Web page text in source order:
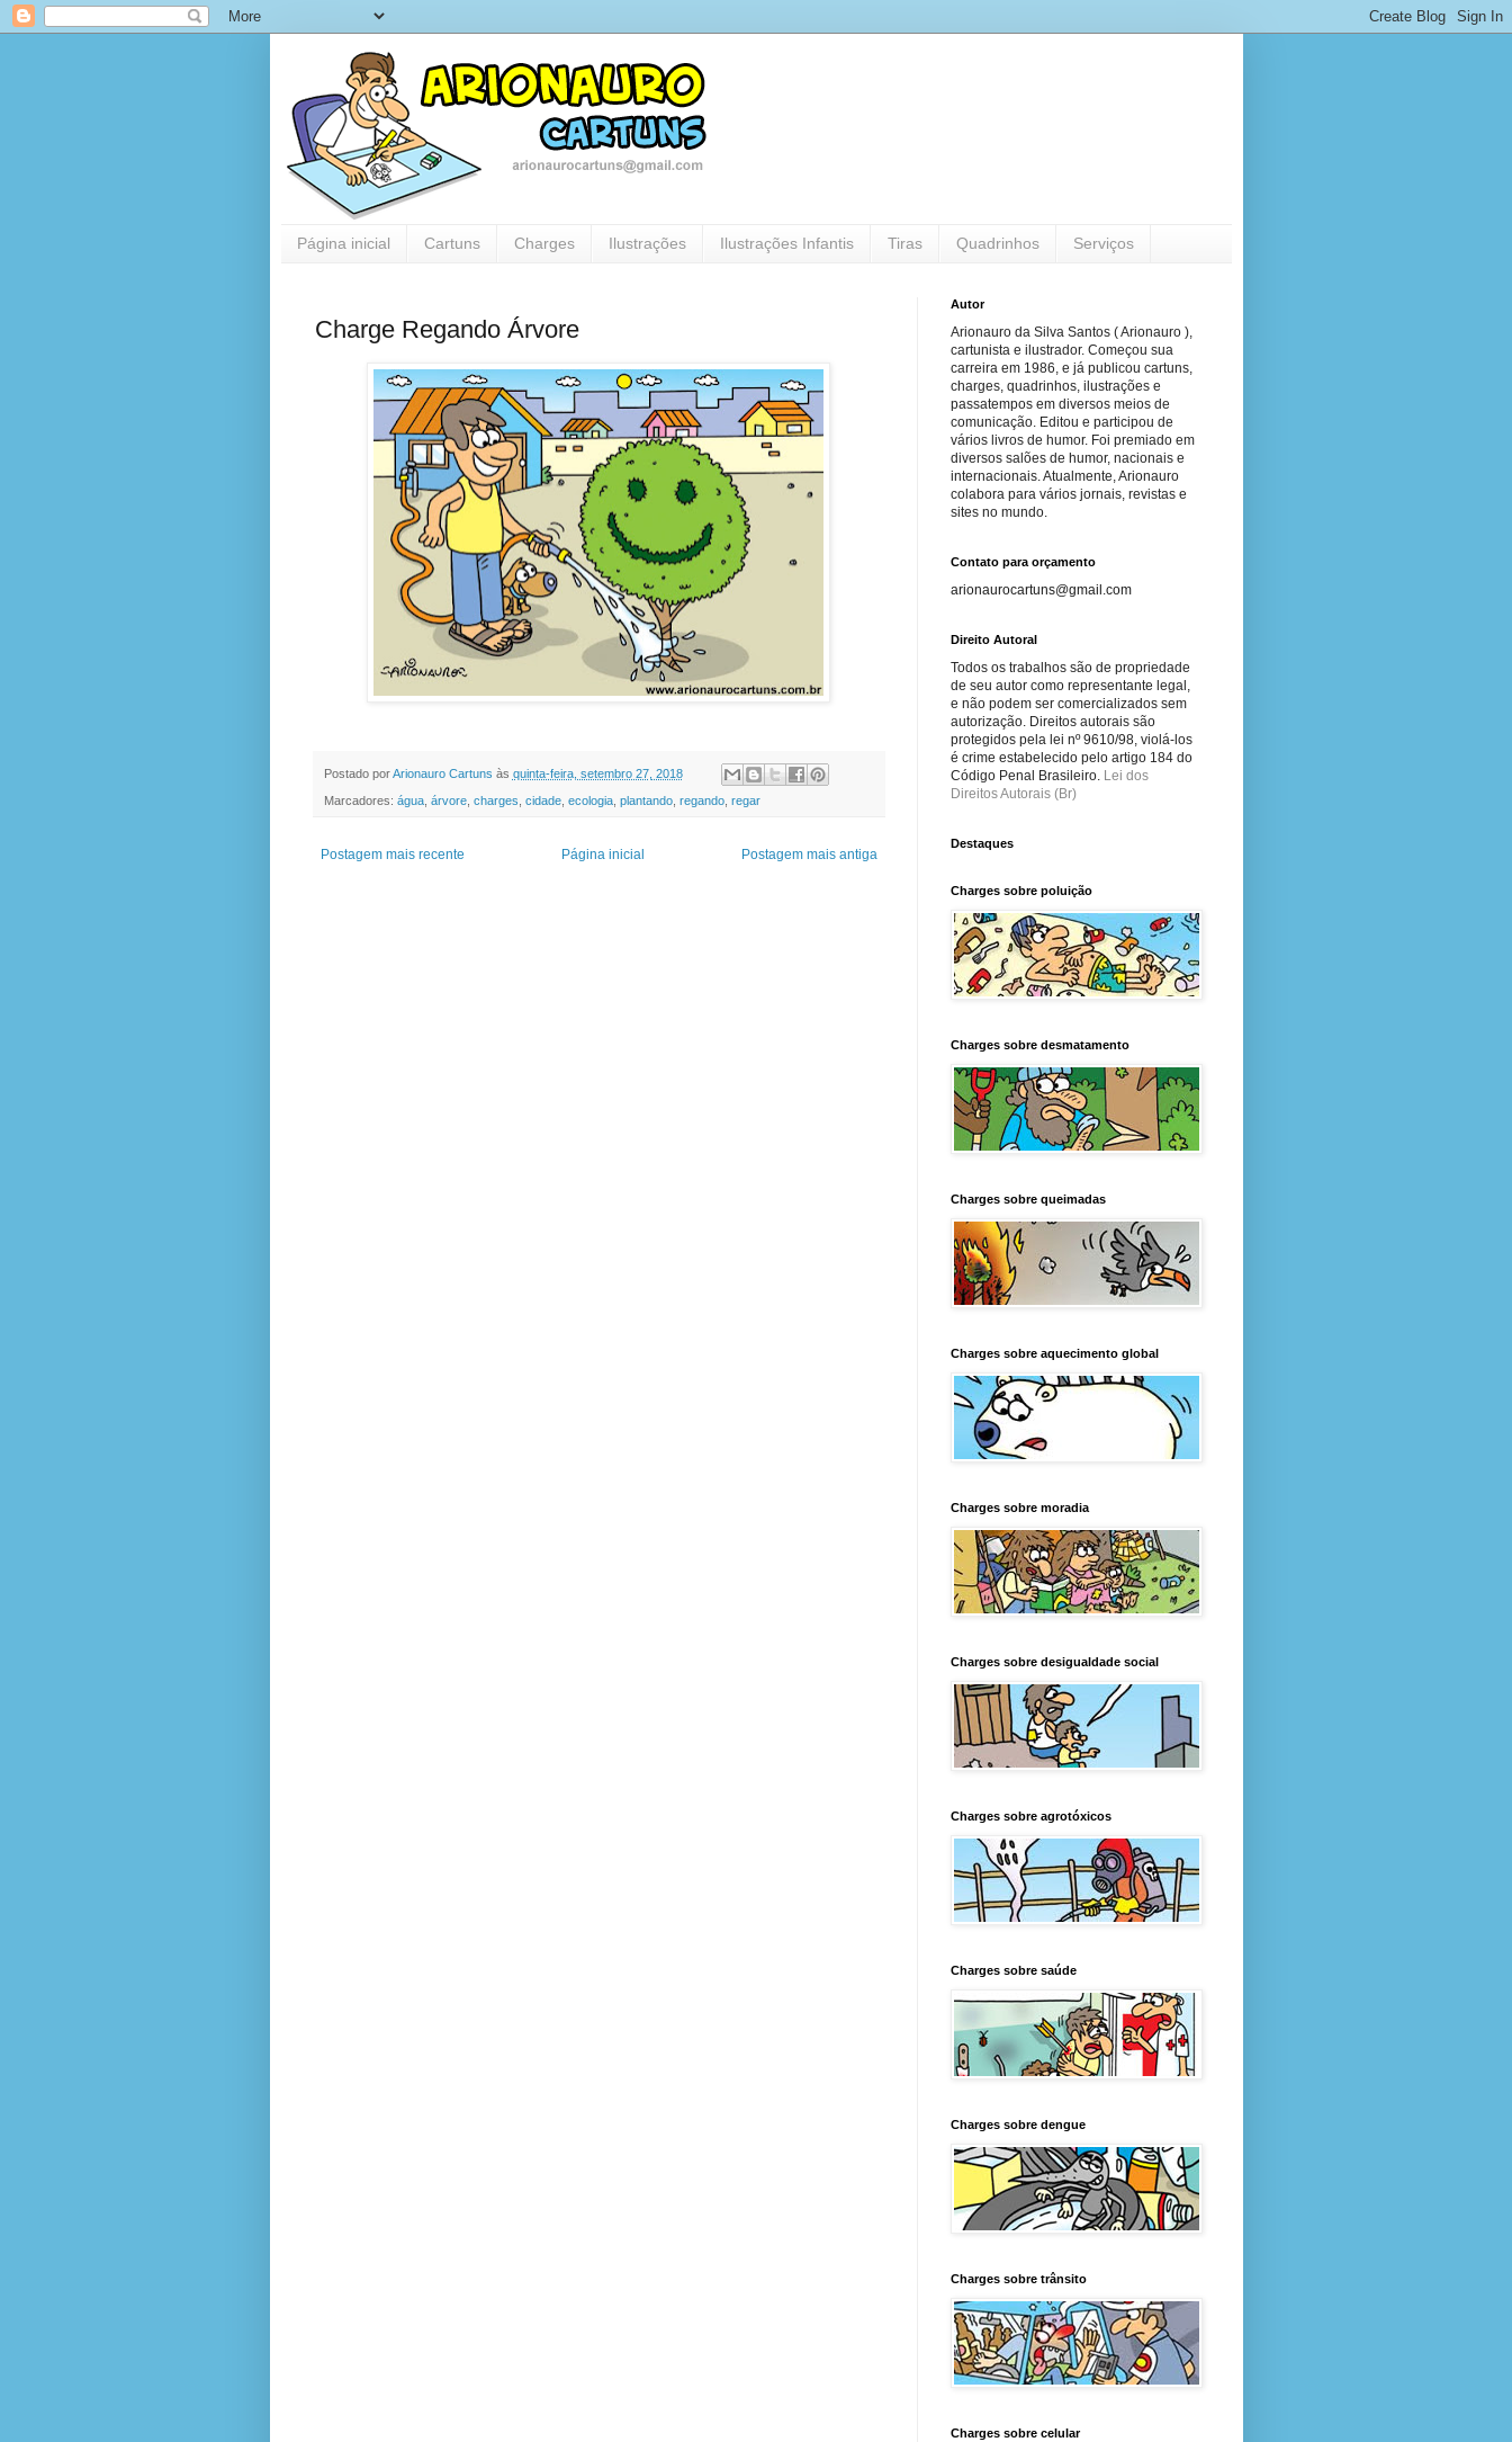
Página inicial Cartuns Charges Ilustrações Ilustrações Infantis Tiras Quadrinhos Serviços
Charge Regando Árvore
Postado porArionauro Cartuns às quinta-feira, setembro 27, 2018
Marcadores: água, árvore, charges cidade, ecologia, plantando, regando, regar
Postagem mais recente Postagem mais antiga
Página inicial
Autor
Arionauro da Silva Santos ( Arionauro ),
cartunista e ilustrador. Começou sua
carreira em 1986, e já publicou cartuns,
charges, quadrinhos, ilustrações e
passatempos em diversos meios de
comunicação. Editou e participou de
vários livros de humor. Foi premiado em
diversos salões de humor, nacionais e
internacionais. Atualmente, Arionauro
colabora para vários jornais, revistas e
sites no mundo.
Contato para orçamento
arionaurocartuns@gmail.com
Direito Autoral
Todos os trabalhos são de propriedade
de seu autor como representante legal,
e não podem ser comercializados sem
autorização. Direitos autorais são
protegidos pela lei nº 9610/98, violá-los
é crime estabelecido pelo artigo 184 do
Código Penal Brasileiro. Lei dos
Direitos Autorais (Br)
Destaques
Charges sobre poluição
Charges sobre desmatamento
Charges sobre queimadas
Charges sobre aquecimento global
Charges sobre moradia
Charges sobre desigualdade social
Charges sobre agrotóxicos
Charges sobre saúde
Charges sobre dengue
Charges sobre trânsito
Charges sobre celular